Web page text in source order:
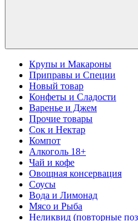
Крупы и Макароны
Приправы и Специи
Новый товар
Конфеты и Сладости
Варенье и Джем
Прочие товары
Сок и Нектар
Компот
Алкоголь 18+
Чай и кофе
Овощная консервация
Соусы
Вода и Лимонад
Мясо и Рыба
Неликвид (повторные